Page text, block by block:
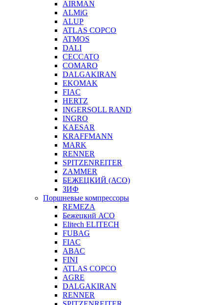
AIRMAN
ALMiG
ALUP
ATLAS COPCO
ATMOS
DALI
CECCATO
COMARO
DALGAKIRAN
EKOMAK
FIAC
HERTZ
INGERSOLL RAND
INGRO
KAESAR
KRAFFMANN
MARK
RENNER
SPITZENREITER
ZAMMER
БЕЖЕЦКИЙ (АСО)
ЗИФ
Поршневые компрессоры
REMEZA
Бежецкий АСО
Elitech ELITECH
FUBAG
FIAC
ABAC
FINI
ATLAS COPCO
AGRE
DALGAKIRAN
RENNER